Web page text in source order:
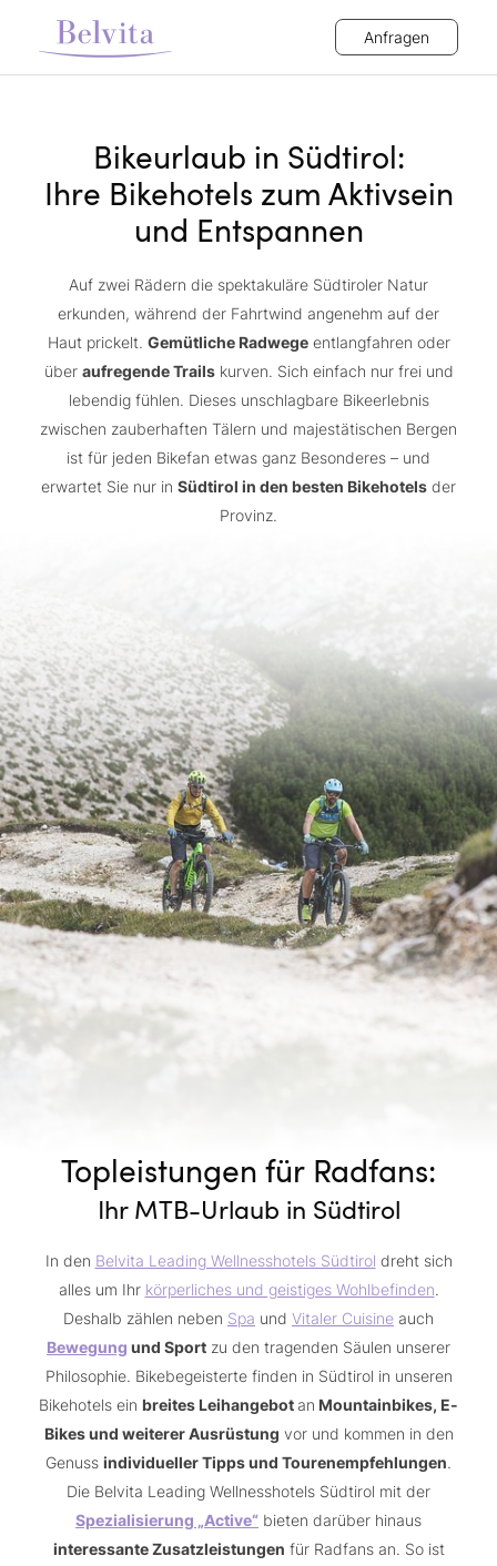
Anfragen
Bikeurlaub in Südtirol:
Ihre Bikehotels zum Aktivsein
und Entspannen
Auf zwei Rädern die spektakuläre Südtiroler Natur
erkunden, während der Fahrtwind angenehm auf der
Haut prickelt. Gemütliche Radwegeentlangfahren oder
über aufregende Trailskurven. Sich einfach nur frei und
lebendig fühlen. Dieses unschlagbare Bikeerlebnis
zwischen zauberhaften Tälern und majestätischen Bergen
ist für jeden Bikefan etwas ganz Besonderes – und
erwartet Sie nur in Südtirol in den besten Bikehotels der
Provinz.
Topleistungen für Radfans:
Ihr MTB-Urlaub in Südtirol
In den Belvita Leading Wellnesshotels Südtirol dreht sich
alles um Ihr körperliches und geistiges Wohlbefinden.
Deshalb zählen neben Spa und Vitaler Cuisine auch
Bewegung und Sport zu den tragenden Säulen unserer
Philosophie. Bikebegeisterte finden in Südtirol in unseren
Bikehotels ein breites Leihangebot an Mountainbikes, E-
Bikes und weiterer Ausrüstung vor und kommen in den
Genuss individueller Tipps und Tourenempfehlungen.
Die Belvita Leading Wellnesshotels Südtirol mit der
Spezialisierung „Active“ bieten darüber hinaus
interessante Zusatzleistungen für Radfans an. So ist